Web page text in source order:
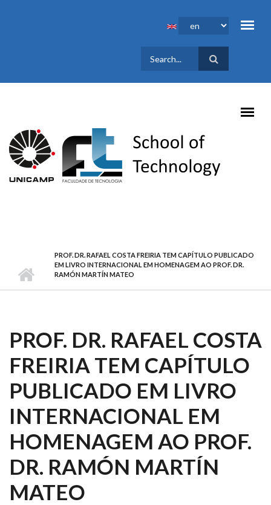
SEARCH
FORM
PROF. DR. RAFAEL COSTA FREIRIA TEM CAPÍTULO PUBLICADO
EM LIVRO INTERNACIONAL EM HOMENAGEM AO PROF. DR.
RAMÓN MARTÍN MATEO
PROF. DR. RAFAEL COSTA
FREIRIA TEM CAPÍTULO
PUBLICADO EM LIVRO
INTERNACIONAL EM
HOMENAGEM AO PROF.
DR. RAMÓN MARTÍN
MATEO